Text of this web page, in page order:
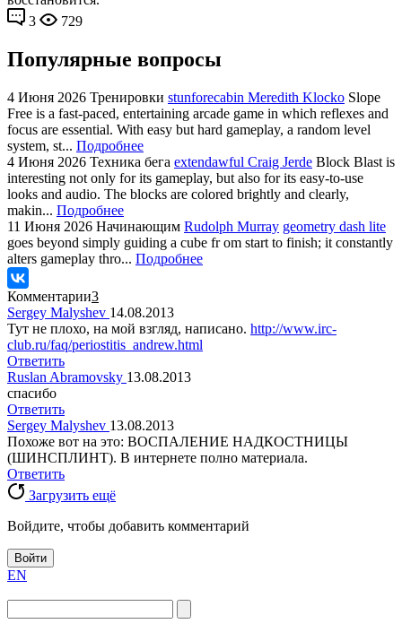
3
729
Популярные вопросы
4 Июня 2026 Тренировки stunforecabin Meredith Klocko Slope
Free is a fast-paced, entertaining arcade game in which reflexes and
focus are essential. With easy but hard gameplay, a random level
system, st... Подробнее
4 Июня 2026 Техника бега extendawful Craig Jerde Block Blast is
interesting not only for its gameplay, but also for its easy-to-use
looks and audio. The blocks are colored brightly and clearly,
makin... Подробнее
11 Июня 2026 Начинающим Rudolph Murray geometry dash lite
goes beyond simply guiding a cube fr om start to finish; it constantly
alters gameplay thro... Подробнее
Комментарии3
Sergey Malyshev 14.08.2013
Тут не плохо, на мой взгляд, написано. http://www.irc-
club.ru/faq/periostitis_andrew.html
Ответить
Ruslan Abramovsky 13.08.2013
спасибо
Ответить
Sergey Malyshev 13.08.2013
Похоже вот на это: ВОСПАЛЕНИЕ НАДКОСТНИЦЫ
(ШИНСПЛИНТ). В интернете полно материала.
Ответить
Загрузить ещё
Войдите, чтобы добавить комментарий
Войти
EN